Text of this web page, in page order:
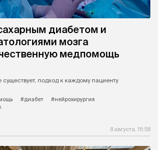
диабетом и
мозга
медпомощь
существует, подход к каждому пациенту
#диабет
#нейрохирургия
8 августа, 15:58